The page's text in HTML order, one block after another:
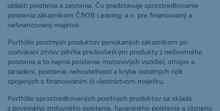
oblasti poistenia a zaistenia. Čo predstavuje sprostredkovanie
poistenia zákazníkom ČSOB Leasing, a.s. pre financovaný a
nefinancovaný majetok.
Portfólio poistných produktov ponúkaných zákazníkom pri
uzatváraní zmlúv zahŕňa predovšetkým produkty z neživotného
poistenia a to najmä poistenie motorových vozidiel, strojov a
zariadení, poistenie nehnuteľností a krytie ostatných rizík
spojených s financovaním či vlastníctvom majetku.
Portfólio sprostredkovaných poistných produktov sa skladá
z povinného zmluvného poistenia, havarijného poistenia a rôzneho